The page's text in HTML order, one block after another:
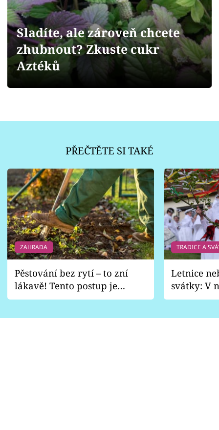
Přihlášení
Sledujte nás
Sladíte, ale zároveň chcete
zhubnout? Zkuste cukr
Aztéků
PŘEČTĚTE SI TAKÉ
ZAHRADA
Pěstování bez rytí – to zní
lákavě! Tento postup je
vhodný jen pro některé
TRADICE A
Letnice
svátky: V
pondělí